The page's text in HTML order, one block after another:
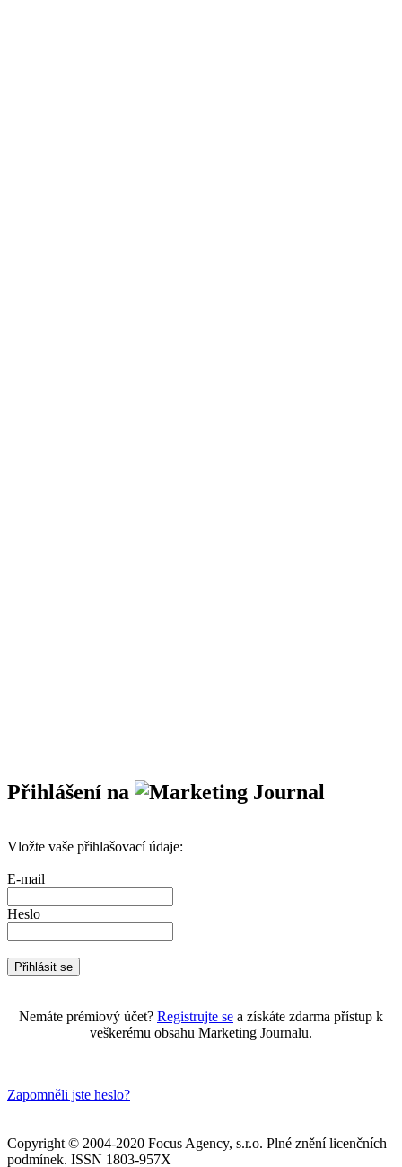
Přihlášení na
Vložte vaše přihlašovací údaje:
E-mail
Heslo
Nemáte prémiový účet? Registrujte se a získáte zdarma přístup k
veškerému obsahu Marketing Journalu.
Zapomněli jste heslo?
Copyright © 2004-2020 Focus Agency, s.r.o. Plné znění licenčních
podmínek. ISSN 1803-957X